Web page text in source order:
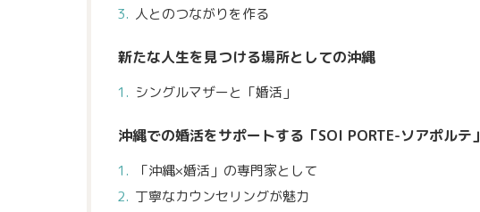
人とのつながりを作る
新たな人生を見つける場所としての沖縄
シングルマザーと「婚活」
沖縄での婚活をサポートする「SOI PORTE-ソアポルテ」
「沖縄×婚活」の専門家として
丁寧なカウンセリングが魅力